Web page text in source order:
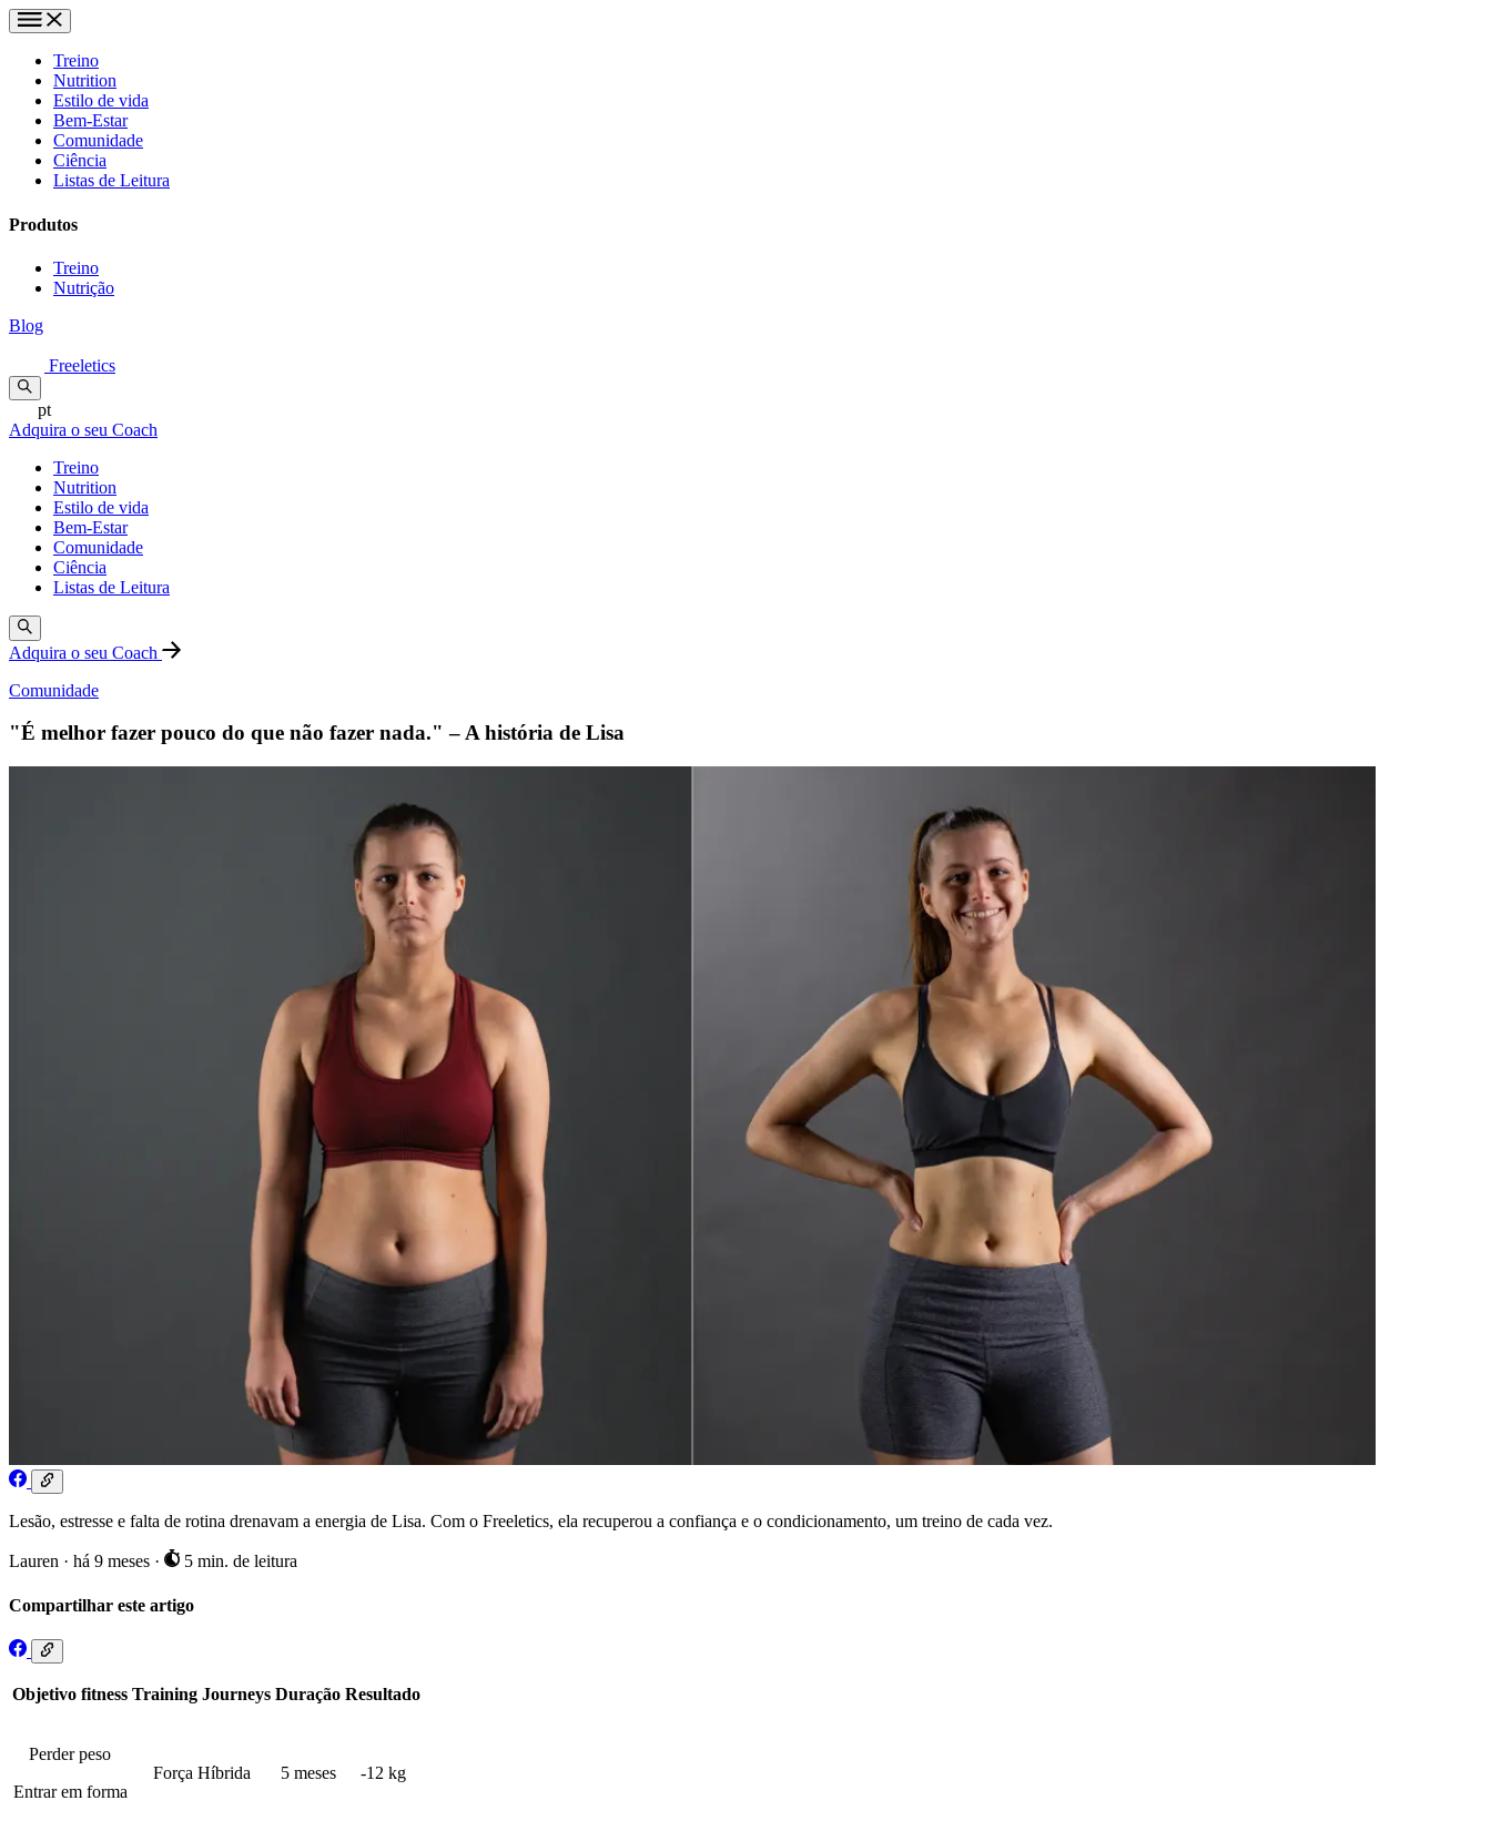
Treino
Nutrition
Estilo de vida
Bem-Estar
Comunidade
Ciência
Listas de Leitura
Produtos
Treino
Nutrição
Blog
Freeletics
pt
Adquira o seu Coach
Treino
Nutrition
Estilo de vida
Bem-Estar
Comunidade
Ciência
Listas de Leitura
Adquira o seu Coach
Comunidade
"É melhor fazer pouco do que não fazer nada." – A história de Lisa
Lesão, estresse e falta de rotina drenavam a energia de Lisa. Com o Freeletics, ela recuperou a confiança e o condicionamento, um treino de cada vez.
Lauren · há 9 meses · 5 min. de leitura
Compartilhar este artigo
Objetivo fitness Training Journeys Duração Resultado
Perder peso
Entrar em forma
Força Híbrida 5 meses -12 kg